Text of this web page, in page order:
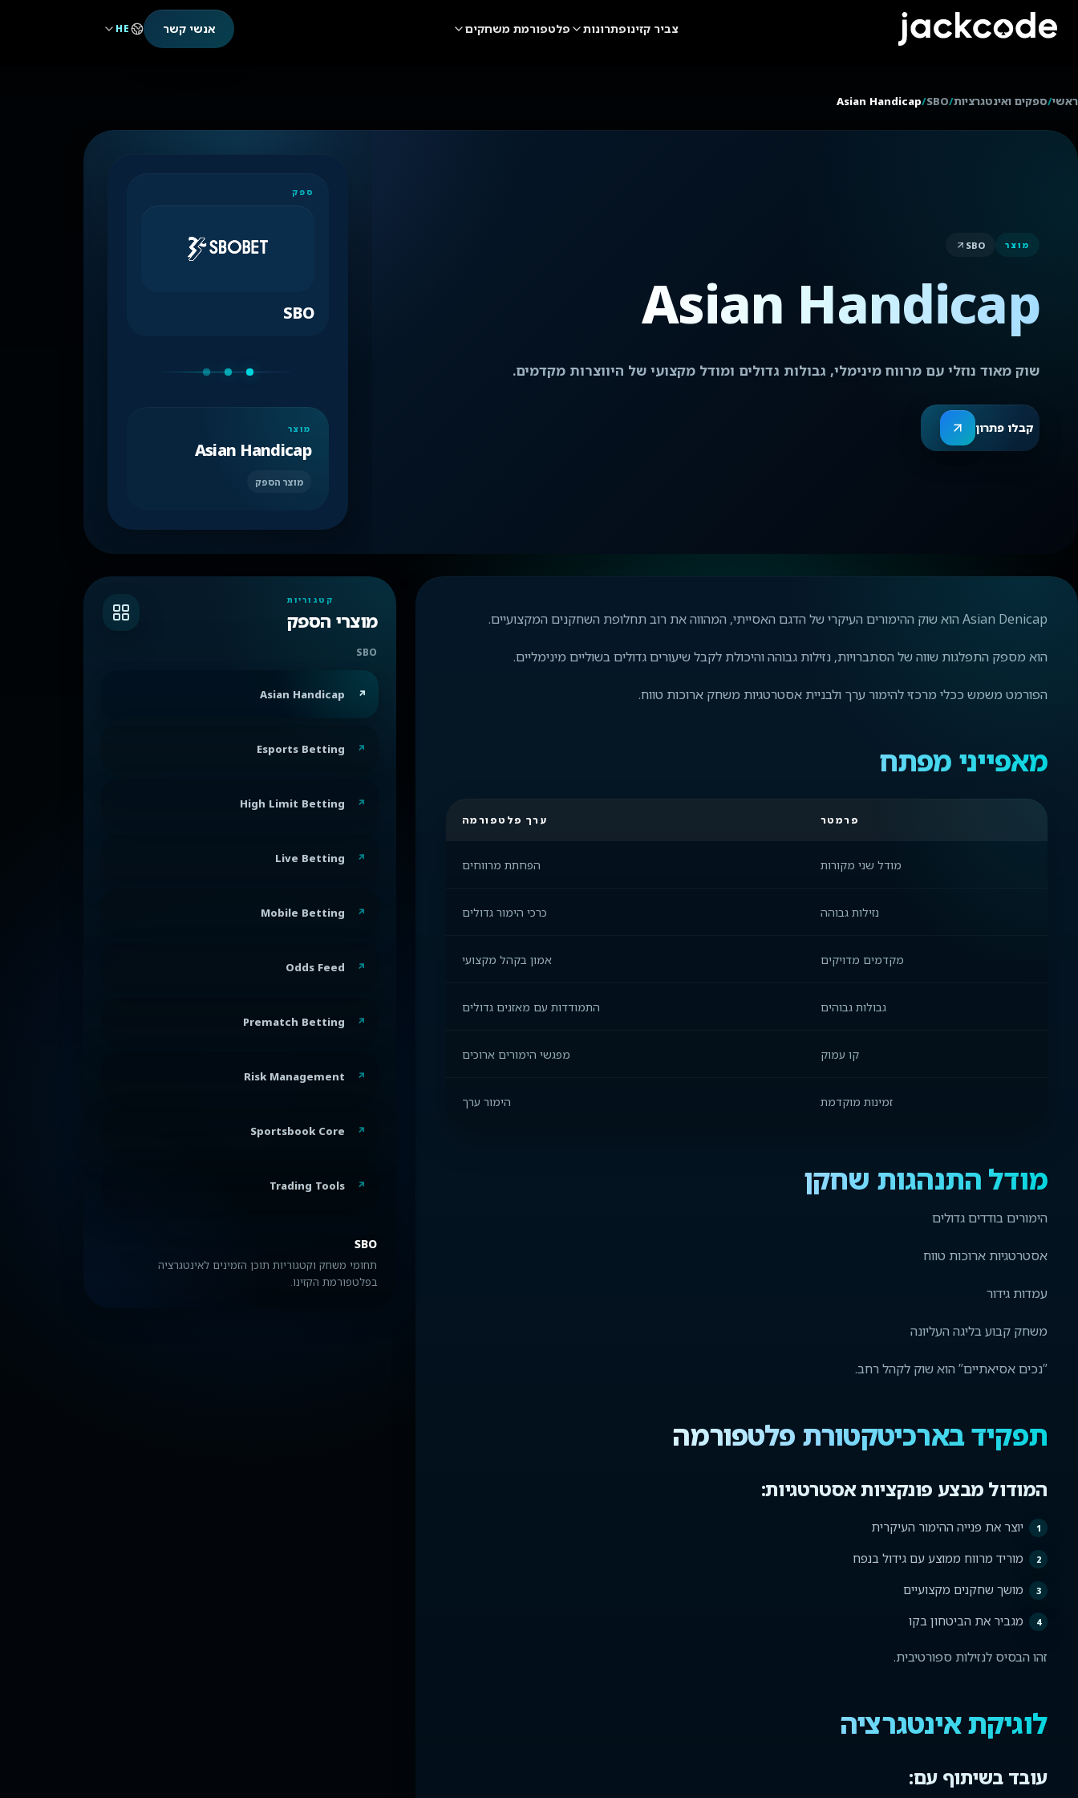
צביר קזינופתרונות פלטפורמת משחקים אנשי קשר HE
ראשי/ספקים ואינטגרציות/
SBO
/
Asian Handicap
מוצר SBO
Asian Handicap
שוק מאוד נוזלי עם מרווח מינימלי, גבולות גדולים ומודל מקצועי של היווצרות מקדמים.
קבלו פתרון
ספק
SBO
מוצר
Asian Handicap
מוצר הספק
Asian Denicap הוא שוק ההימורים העיקרי של הדגם האסייתי, המהווה את רוב תחלופת השחקנים המקצועיים.
הוא מספק התפלגות שווה של הסתברויות, נזילות גבוהה והיכולת לקבל שיעורים גדולים בשוליים מינימליים.
הפורמט משמש ככלי מרכזי להימור ערך ולבניית אסטרטגיות משחק ארוכות טווח.
מאפייני מפתח
פרמטר ערך פלטפורמה
מודל שני מקורות הפחתת מרווחים
נזילות גבוהה כרכי הימור גדולים
מקדמים מדויקים אמון בקהל מקצועי
גבולות גבוהים התמודדות עם מאזנים גדולים
קו עמוק מפגשי הימורים ארוכים
זמינות מוקדמת הימור ערך
מודל התנהגות שחקן
הימורים בודדים גדולים
אסטרטגיות ארוכות טווח
עמדות גידור
משחק קבוע בליגה העליונה
”נכים אסיאתיים” הוא שוק לקהל רחב.
תפקיד בארכיטקטורת פלטפורמה
המודול מבצע פונקציות אסטרטגיות:
יוצר את פנייה ההימור העיקרית
מוריד מרווח ממוצע עם גידול בנפח
מושך שחקנים מקצועיים
מגביר את הביטחון בקו
זהו הבסיס לנזילות ספורטיבית.
לוגיקת אינטגרציה
עובד בשיתוף עם:
קטגוריות
מוצרי הספק
SBO
Asian Handicap
Esports Betting
High Limit Betting
Live Betting
Mobile Betting
Odds Feed
Prematch Betting
Risk Management
Sportsbook Core
Trading Tools
SBO
תחומי משחק וקטגוריות תוכן הזמינים לאינטגרציה
בפלטפורמת הקזינו.